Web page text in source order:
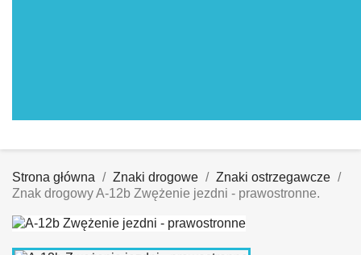
Strona główna Znaki drogowe
Znaki ostrzegawcze
Znak drogowy A-12b Zwężenie jezdni - prawostronne.